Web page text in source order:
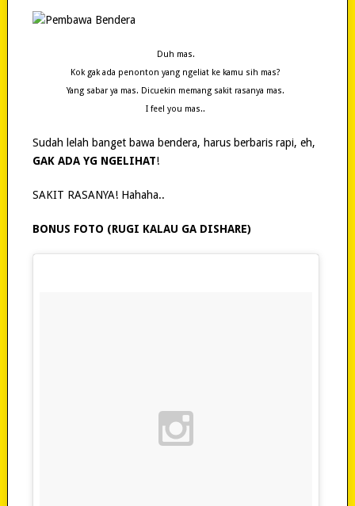
Duh mas.
Kok gak ada penonton yang ngeliat ke kamu sih mas?
Yang sabar ya mas. Dicuekin memang sakit rasanya mas.
I feel you mas..
Sudah lelah banget bawa bendera, harus berbaris rapi, eh,
GAK ADA YG NGELIHAT!
SAKIT RASANYA! Hahaha..
BONUS FOTO (RUGI KALAU GA DISHARE)